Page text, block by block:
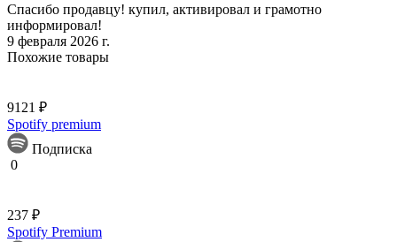
Спасибо продавцу! купил, активировал и грамотно
информировал!
9 февраля 2026 г.
Похожие товары
9121 ₽
Spotify premium
Подписка
0
237 ₽
Spotify Premium